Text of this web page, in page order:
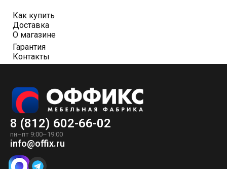
Как купить
Доставка
О магазине
Гарантия
Контакты
8 (812) 602-66-02
пн–пт 9:00–19:00
info@offix.ru